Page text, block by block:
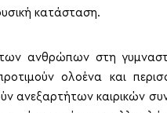
κατάσταση.
ανθρώπων στη
ολοένα και
ανεξαρτήτων καιρικών